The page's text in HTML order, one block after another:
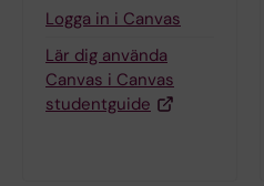
Logga in i Canvas
Lär dig använda
Canvas i Canvas
studentguide